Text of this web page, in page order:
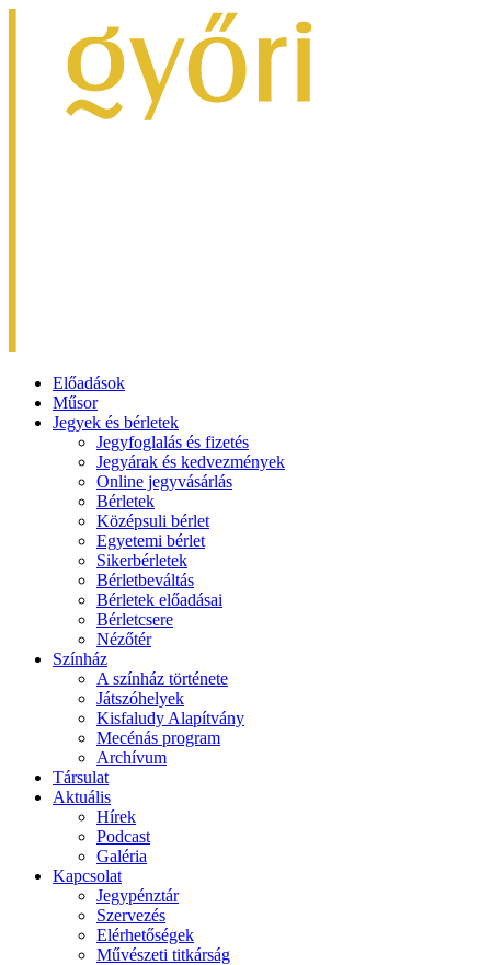
Előadások
Műsor
Jegyek és bérletek
Jegyfoglalás és fizetés
Jegyárak és kedvezmények
Online jegyvásárlás
Bérletek
Középsuli bérlet
Egyetemi bérlet
Sikerbérletek
Bérletbeváltás
Bérletek előadásai
Bérletcsere
Nézőtér
Színház
A színház története
Játszóhelyek
Kisfaludy Alapítvány
Mecénás program
Archívum
Társulat
Aktuális
Hírek
Podcast
Galéria
Kapcsolat
Jegypénztár
Szervezés
Elérhetőségek
Művészeti titkárság